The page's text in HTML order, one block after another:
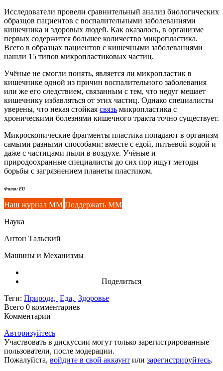
Исследователи провели сравнительный анализ биологических
образцов пациентов с воспалительными заболеваниями
кишечника и здоровых людей. Как оказалось, в организме
первых содержится большее количество микропластика.
Всего в образцах пациентов с кишечными заболеваниями
нашли 15 типов микропластиковых частиц.
Учёные не смогли понять, является ли микропластик в
кишечнике одной из причин воспалительного заболевания
или же его следствием, связанным с тем, что недуг мешает
кишечнику избавляться от этих частиц. Однако специалисты
уверены, что некая стойкая связь микропластика с
хроническими болезнями кишечного тракта точно существует.
Микроскопические фрагменты пластика попадают в организм
самыми разными способами: вместе с едой, питьевой водой и
даже с частицами пыли в воздухе. Учёные и
природоохранные специалисты до сих пор ищут методы
борьбы с загрязнением планеты пластиком.
Фото: EU
Наш журнал ММ Поддержать ММ
Наука
Антон Тальский
Машины и Механизмы
Поделиться
Теги: Природа, Еда, Здоровье
Всего 0 комментариев
Комментарии
Авторизуйтесь
Участвовать в дискуссии могут только зарегистрированные
пользователи, после модерации.
Пожалуйста, войдите в свой аккаунт или зарегистрируйтесь.